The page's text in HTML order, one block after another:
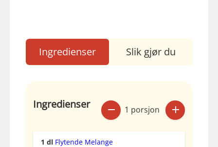
Ingredienser Slik gjør du
Ingredienser 1 porsjon
1 dl Flytende Melange